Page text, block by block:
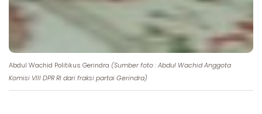
Abdul Wachid Politikus Gerindra (Sumber foto : Abdul Wachid Anggota
Komisi VIII DPR RI dari fraksi partai Gerindra)